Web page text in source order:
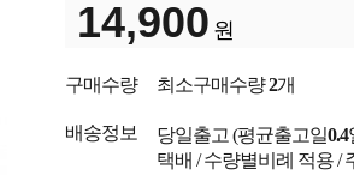
14,900 원
구매수량 최소구매수량2개
배송정보 당일출고 (평균출고일0.4
택배 / 수량별비례 적용 /